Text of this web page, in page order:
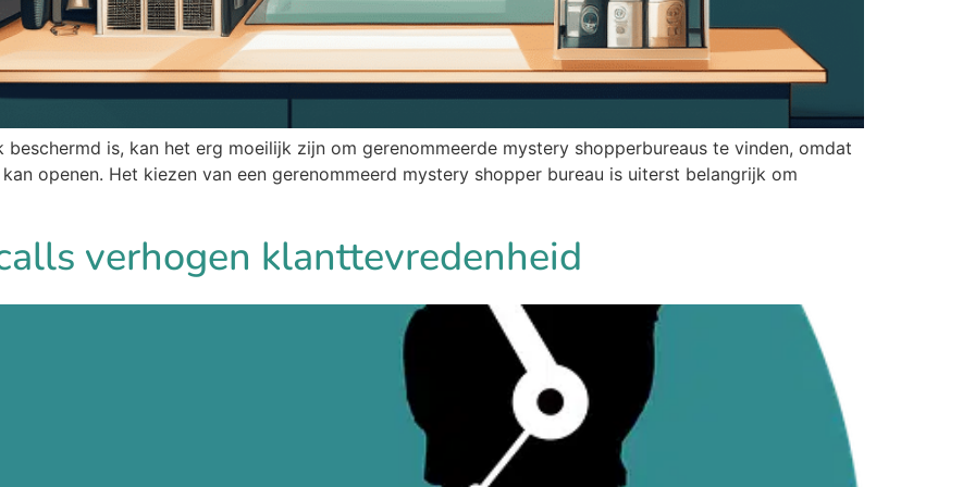
is, kan het erg moeilijk zijn om gerenommeerde mystery shopperbureaus te vinden, omdat
openen. Het kiezen van een gerenommeerd mystery shopper bureau is uiterst belangrijk om
verhogen klanttevredenheid